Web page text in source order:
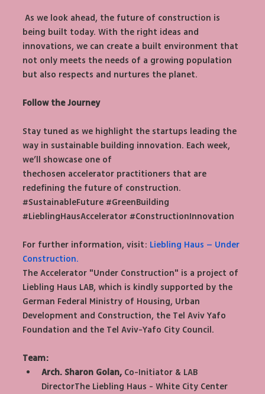
As we look ahead, the future of construction is
being built today. With the right ideas and
innovations, we can create a built environment that
not only meets the needs of a growing population
but also respects and nurtures the planet.
Follow the Journey
Stay tuned as we highlight the startups leading the
way in sustainable building innovation. Each week,
we’ll showcase one of
thechosen accelerator practitioners that are
redefining the future of construction.
#SustainableFuture#GreenBuilding
#LieblingHausAccelerator#ConstructionInnovation
For further information, visit: Liebling Haus – Under
Construction.
The Accelerator "Under Construction" is a project of
Liebling Haus LAB, which is kindly supported by the
German Federal Ministry of Housing, Urban
Development and Construction, the Tel Aviv Yafo
Foundation and the Tel Aviv-Yafo City Council.
Team:
Arch. Sharon Golan, Co-Initiator & LAB
DirectorThe Liebling Haus - White City Center